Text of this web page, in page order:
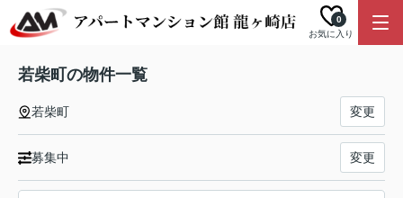
お気に入り
0
若柴町の物件一覧
若柴町 変更
募集中 変更